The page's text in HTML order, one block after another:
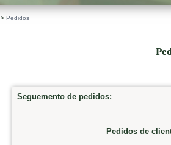
> Pedidos
Seguemento de pedidos:
Pedidos de